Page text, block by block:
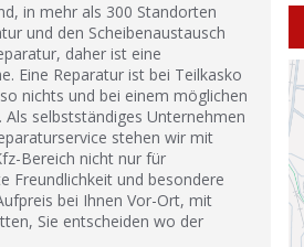
in mehr als 300 Standorten
und den Scheibenaustausch
daher ist eine
Eine Reparatur ist bei Teilkasko
nichts und bei einem möglichen
selbstständiges Unternehmen
stehen wir mit
Bereich nicht nur für
Freundlichkeit und besondere
bei Ihnen Vor-Ort, mit
Sie entscheiden wo der